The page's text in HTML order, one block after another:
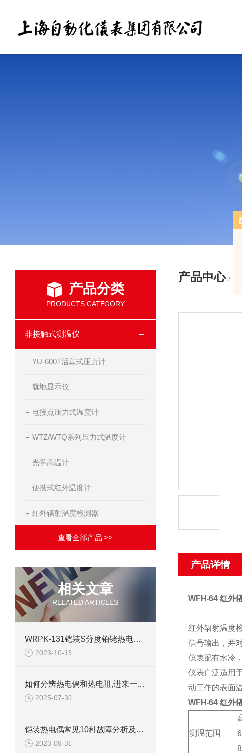
产品分类
PRODUCTS CATEGORY
非接触式测温仪
YU-600T活塞式压力计
就地显示仪
电接点压力式温度计
WTZ/WTQ系列压力式温度计
光学高温计
便携式红外温度计
红外辐射温度检测器
查看全部产品 >>
相关文章
RELATED ARTICLES
WRPK-131铠装S分度铂铑热电偶详细介绍
2023-10-15
如何分辨热电偶和热电阻,进来一看就一目了然
2025-07-30
铠装热电偶常见10种故障分析及建议
2023-08-31
产品中心 /
产品详情
WFH-64 红外
红外辐射温度
信号输出，并
仪表配有水冷
仪表广泛适用
动工作的表面
WFH-64 红外
测温范围